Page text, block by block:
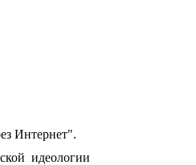
Интернет".
идеологии